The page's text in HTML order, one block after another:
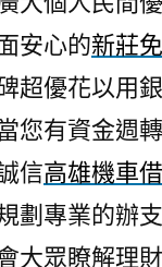
安心的新莊
超優花以用
您有資金週
信高雄機車
劃專業的辦
大眾瞭解理